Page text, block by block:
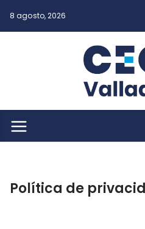
8 agosto, 2026
Política de